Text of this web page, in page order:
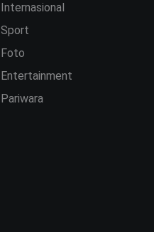
Internasional
Sport
Foto
Entertainment
Pariwara